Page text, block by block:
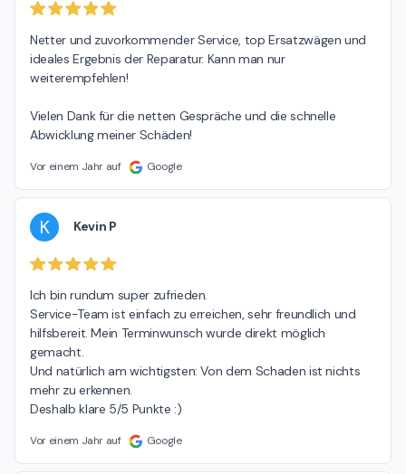
Netter und zuvorkommender Service, top Ersatzwägen und
ideales Ergebnis der Reparatur. Kann man nur
weiterempfehlen!
Vielen Dank für die netten Gespräche und die schnelle
Abwicklung meiner Schäden!
Vor einem Jahr auf Google
K Kevin P
Ich bin rundum super zufrieden.
Service-Team ist einfach zu erreichen, sehr freundlich und
hilfsbereit. Mein Terminwunsch wurde direkt möglich
gemacht.
Und natürlich am wichtigsten: Von dem Schaden ist nichts
mehr zu erkennen.
Deshalb klare 5/5 Punkte :)
Vor einem Jahr auf Google